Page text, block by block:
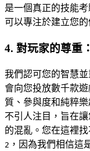
是一個真正的技能
可以專注於建立您的
4. 對玩家的尊重
我們認可您的智慧
會向您投放數千款
質、參與度和純粹
不引人注目，旨在
的混亂。您在這裡
2 ，因為我們相信這